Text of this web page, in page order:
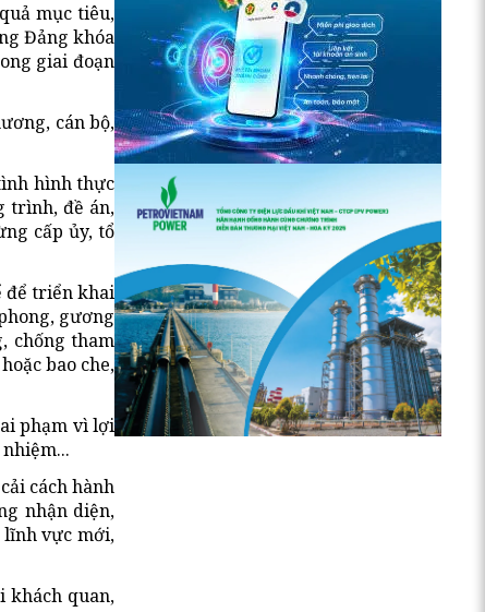
mục tiêu,
Đảng khóa
giai đoạn
cán bộ,
hình thực
trình, đề án,
cấp ủy, tổ
để triển khai
gương
chống tham
bao che,
phạm vì lợi
cách hành
nhận diện,
lĩnh vực mới,
khách quan,